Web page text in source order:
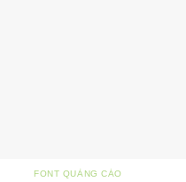
FONT QUẢNG CÁO